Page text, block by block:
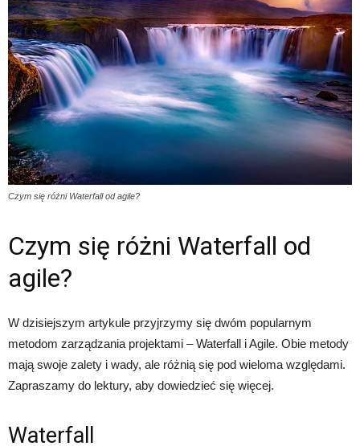
Czym się różni Waterfall od agile?
Czym się różni Waterfall od
agile?
W dzisiejszym artykule przyjrzymy się dwóm popularnym
metodom zarządzania projektami – Waterfall i Agile. Obie metody
mają swoje zalety i wady, ale różnią się pod wieloma względami.
Zapraszamy do lektury, aby dowiedzieć się więcej.
Waterfall